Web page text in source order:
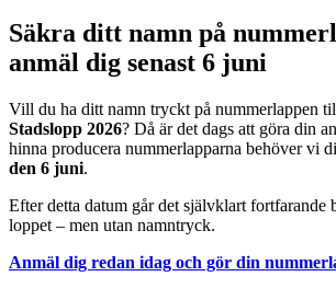
Säkra ditt namn på
anmäl dig senast 6 juni
Vill du ha ditt namn tryckt på nummerlappen
Stadslopp 2026? Då är det dags att göra din
hinna producera nummerlapparna behöver vi
den 6 juni.
Efter detta datum går det självklart fortfarande
loppet – men utan namntryck.
Anmäl dig redan idag och gör din